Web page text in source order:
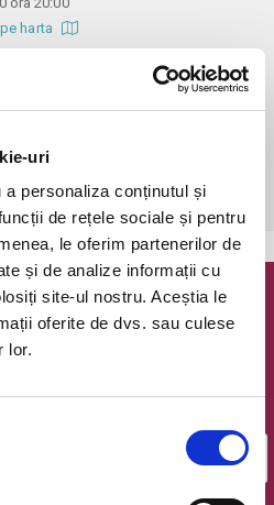
uri
personaliza conținutul și
de rețele sociale și pentru
le oferim partenerilor de
și de analize informații cu
site-ul nostru. Aceștia le
oferite de dvs. sau culese
lor.
harta
o oră - cu minimum 15 minute
și rezervare nominală de locuri (la
@ Bilete.ro